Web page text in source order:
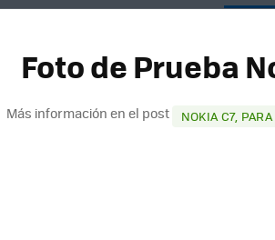
Foto de Prueba
Más información en el post NOKIA C7,